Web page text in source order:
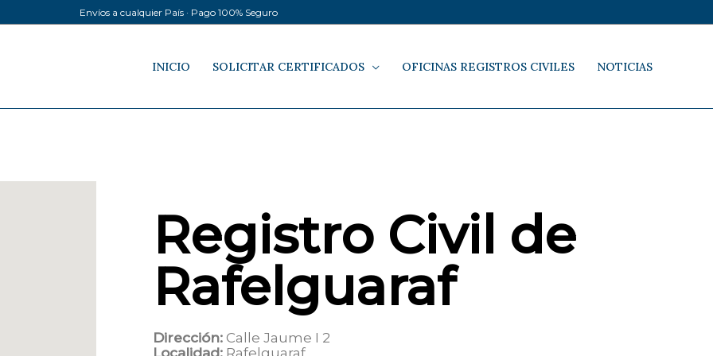
Envíos a cualquier País · Pago 100% Seguro
INICIO SOLICITAR CERTIFICADOS OFICINAS REGISTROS CIVILES NOTICIAS
Registro Civil de
Rafelguaraf
Dirección: Calle Jaume I 2
Localidad: Rafelguaraf